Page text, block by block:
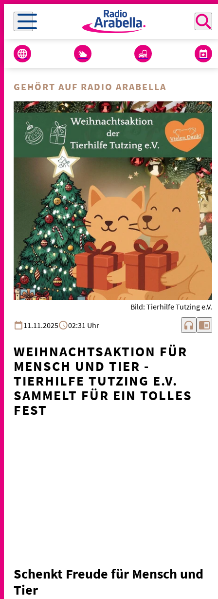
GEHÖRT AUF RADIO ARABELLA
Bild: Tierhilfe Tutzing e.V.
11.11.2025
02:31 Uhr headphones chrome_reader_mode
WEIHNACHTSAKTION FÜR
MENSCH UND TIER -
TIERHILFE TUTZING E.V.
SAMMELT FÜR EIN TOLLES
FEST
Schenkt Freude für Mensch und
Tier